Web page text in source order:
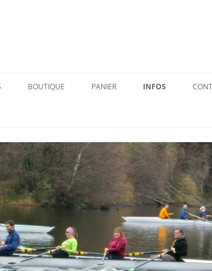
BOUTIQUE PANIER INFOS
RÉGLEMENT
RÉGLEMENT DE LA
MENTIONS LÉGALES
PARTENAIRES